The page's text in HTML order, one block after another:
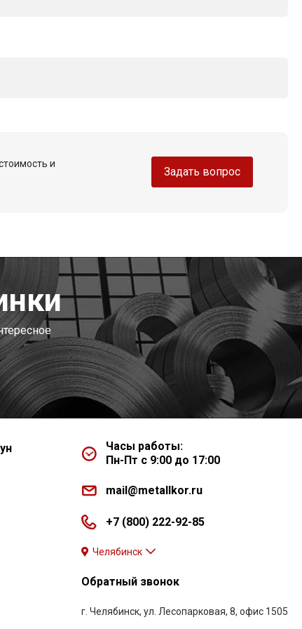
и
Задать вопрос
Часы работы:
Пн-Пт с 9:00 до 17:00
mail@metallkor.ru
+7 (800) 222-92-85
Челябинск
Обратный звонок
г. Челябинск, ул. Лесопарковая, 8, офис 1505